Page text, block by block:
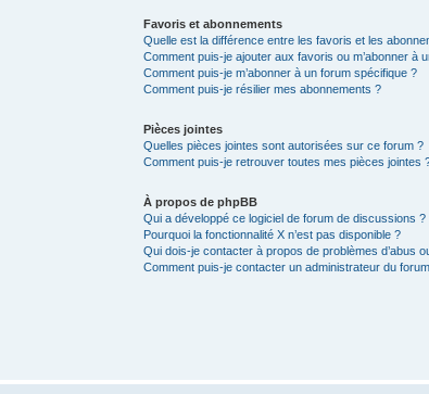
Favoris et abonnements
Quelle est la différence entre les favoris et les
Comment puis-je ajouter aux favoris ou m’abonner à
Comment puis-je m’abonner à un forum spécifique ?
Comment puis-je résilier mes abonnements ?
Pièces jointes
Quelles pièces jointes sont autorisées sur ce forum ?
Comment puis-je retrouver toutes mes pièces jointes
À propos de phpBB
Qui a développé ce logiciel de forum de discussions ?
Pourquoi la fonctionnalité X n’est pas disponible ?
Qui dois-je contacter à propos de problèmes d’abus
Comment puis-je contacter un administrateur du